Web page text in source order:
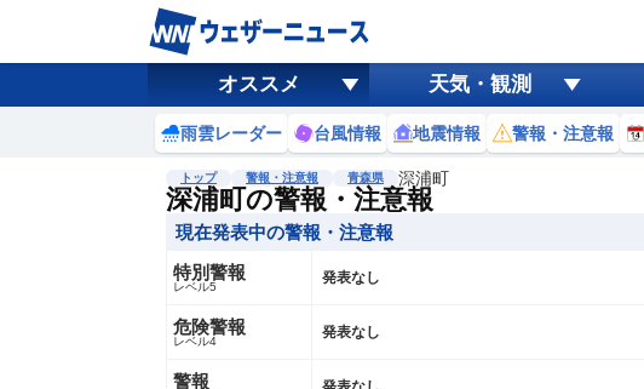
オススメ 天気・観測
雨雲レーダー 台風情報 地震情報 警報・注意報
トップ 警報・注意報 青森県 深浦町
深浦町の警報・注意報
現在発表中の警報・注意報
特別警報
レベル5 発表なし
危険警報
レベル4 発表なし
警報